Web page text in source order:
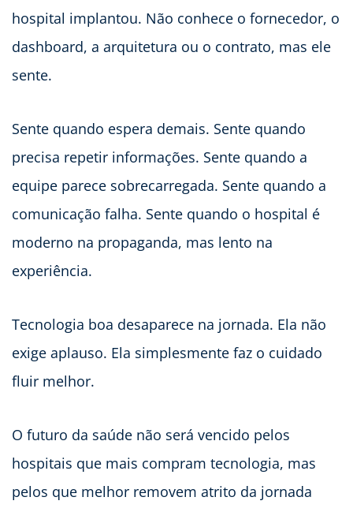
hospital implantou. Não conhece o fornecedor, o
dashboard, a arquitetura ou o contrato, mas ele
sente.
Sente quando espera demais. Sente quando
precisa repetir informações. Sente quando a
equipe parece sobrecarregada. Sente quando a
comunicação falha. Sente quando o hospital é
moderno na propaganda, mas lento na
experiência.
Tecnologia boa desaparece na jornada. Ela não
exige aplauso. Ela simplesmente faz o cuidado
fluir melhor.
O futuro da saúde não será vencido pelos
hospitais que mais compram tecnologia, mas
pelos que melhor removem atrito da jornada